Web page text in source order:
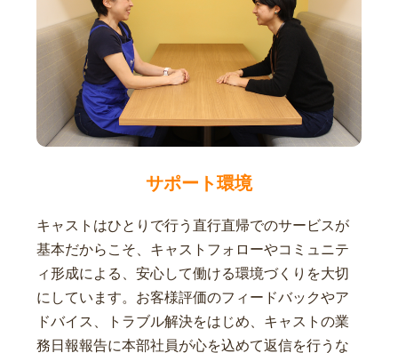
サポート環境
キャストはひとりで行う直行直帰でのサービスが
基本だからこそ、キャストフォローやコミュニテ
ィ形成による、安心して働ける環境づくりを大切
にしています。お客様評価のフィードバックやア
ドバイス、トラブル解決をはじめ、キャストの業
務日報報告に本部社員が心を込めて返信を行うな